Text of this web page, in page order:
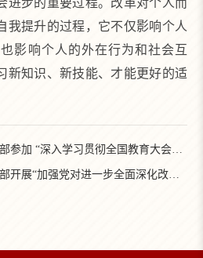
我提升的过程，它不仅影响个人
影响个人的外在行为和社会互
新知识、新技能、才能更好的适
深入学习贯彻全国教育大会精神”党员集体学习
加强党对进一步全面深化改革的领导”集体学习